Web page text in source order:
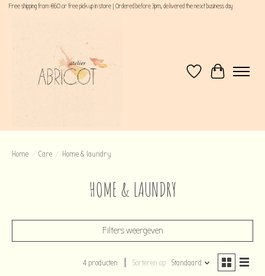
Free shipping from €60 or free pick up in store | Ordered before 3pm, delivered the next business day
VerlanglijstWinkelwagen
Home / Care / Home & laundry
HOME & LAUNDRY
Filters weergeven
4 producten Sorteren op Standaard